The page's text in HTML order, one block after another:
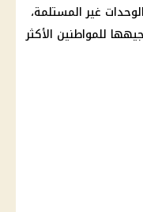
غير المستلمة،
للمواطنين الأكثر